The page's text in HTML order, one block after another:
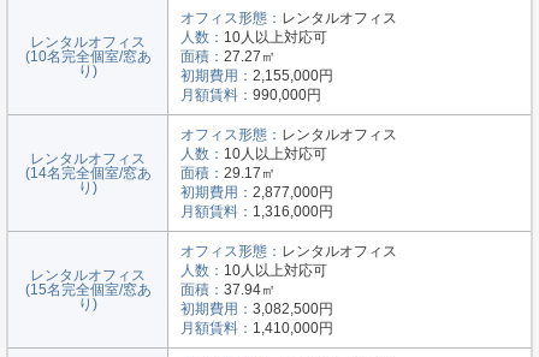
レンタルオフィス
(10名完全個室/窓あ
り)
オフィス形態： レンタルオフィス
人数： 10人以上対応可
面積： 27.27㎡
初期費用： 2,155,000円
月額賃料： 990,000円
レンタルオフィス
(14名完全個室/窓あ
り)
オフィス形態： レンタルオフィス
人数： 10人以上対応可
面積： 29.17㎡
初期費用： 2,877,000円
月額賃料： 1,316,000円
レンタルオフィス
(15名完全個室/窓あ
り)
オフィス形態： レンタルオフィス
人数： 10人以上対応可
面積： 37.94㎡
初期費用： 3,082,500円
月額賃料： 1,410,000円